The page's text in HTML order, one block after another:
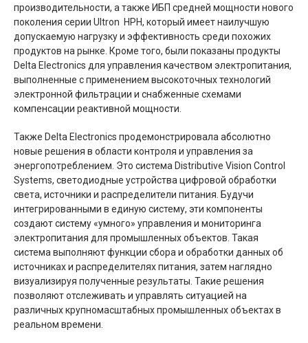
производительности, а также ИБП средней мощности нового
поколения серии Ultron HPH, который имеет наилучшую
допускаемую нагрузку и эффективность среди похожих
продуктов на рынке. Кроме того, были показаны продукты
Delta Electronics для управления качеством электропитания,
выполненные с применением высокоточных технологий
электронной фильтрации и снабженные схемами
компенсации реактивной мощности.
Также Delta Electronics продемонстрировала абсолютно
новые решения в области контроля и управления за
энергопотреблением. Это система Distributive Vision Control
Systems, светодиодные устройства цифровой обработки
света, источники и распределители питания. Будучи
интегрированными в единую систему, эти компоненты
создают систему «умного» управления и мониторинга
электропитания для промышленных объектов. Такая
система выполняют функции сбора и обработки данных об
источниках и распределителях питания, затем наглядно
визуализируя полученные результаты. Такие решения
позволяют отслеживать и управлять ситуацией на
различных крупномасштабных промышленных объектах в
реальном времени.